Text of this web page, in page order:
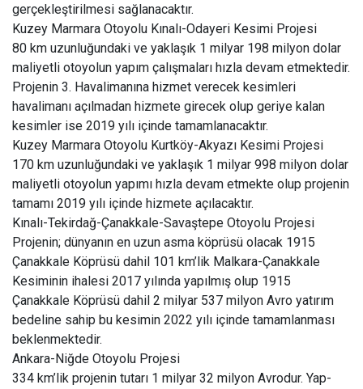
gerçekleştirilmesi sağlanacaktır.
Kuzey Marmara Otoyolu Kınalı-Odayeri Kesimi Projesi
80 km uzunluğundaki ve yaklaşık 1 milyar 198 milyon dolar
maliyetli otoyolun yapım çalışmaları hızla devam etmektedir.
Projenin 3. Havalimanına hizmet verecek kesimleri
havalimanı açılmadan hizmete girecek olup geriye kalan
kesimler ise 2019 yılı içinde tamamlanacaktır.
Kuzey Marmara Otoyolu Kurtköy-Akyazı Kesimi Projesi
170 km uzunluğundaki ve yaklaşık 1 milyar 998 milyon dolar
maliyetli otoyolun yapımı hızla devam etmekte olup projenin
tamamı 2019 yılı içinde hizmete açılacaktır.
Kınalı-Tekirdağ-Çanakkale-Savaştepe Otoyolu Projesi
Projenin; dünyanın en uzun asma köprüsü olacak 1915
Çanakkale Köprüsü dahil 101 km’lik Malkara-Çanakkale
Kesiminin ihalesi 2017 yılında yapılmış olup 1915
Çanakkale Köprüsü dahil 2 milyar 537 milyon Avro yatırım
bedeline sahip bu kesimin 2022 yılı içinde tamamlanması
beklenmektedir.
Ankara-Niğde Otoyolu Projesi
334 km’lik projenin tutarı 1 milyar 32 milyon Avrodur. Yap-